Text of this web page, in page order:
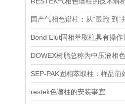
restek色谱柱的安装事宜